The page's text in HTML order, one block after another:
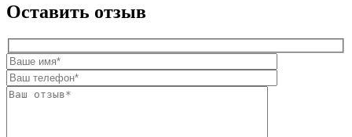
Оставить отзыв